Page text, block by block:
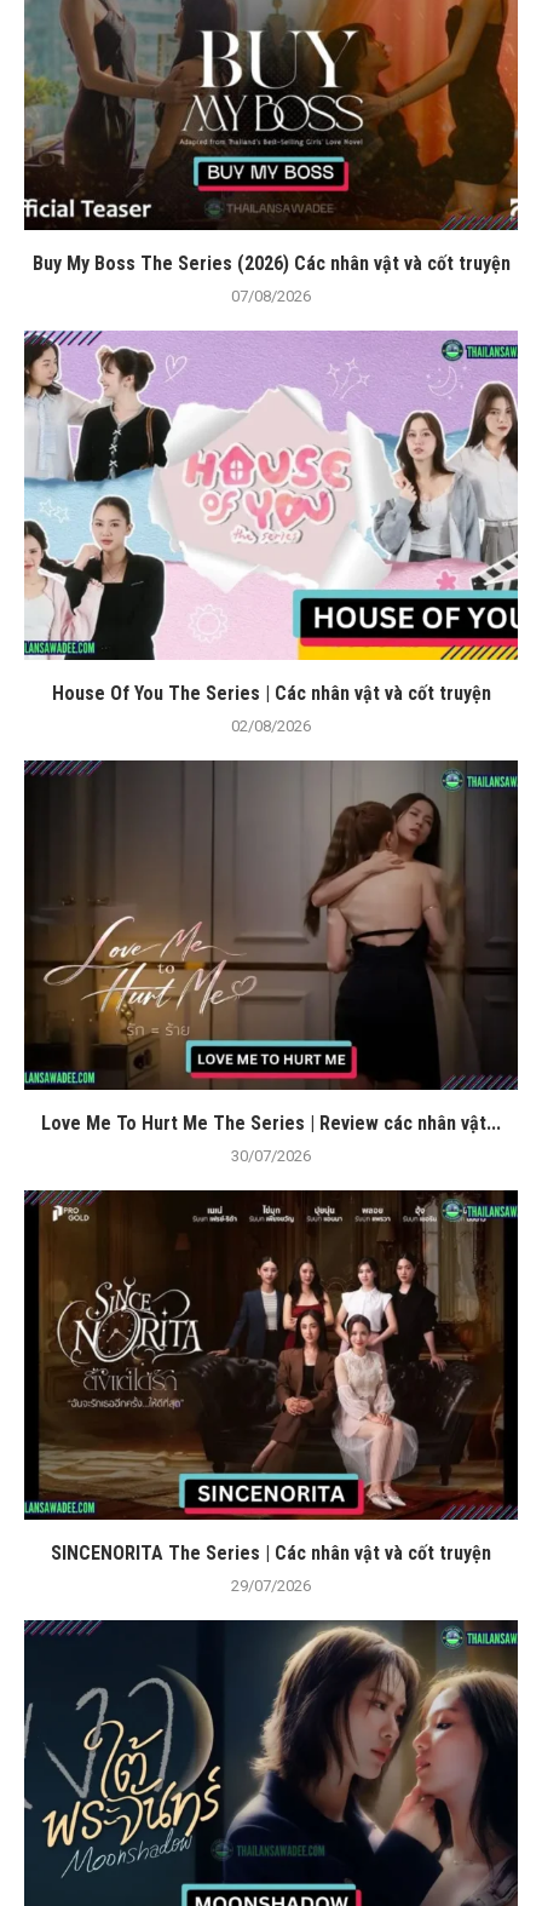
Buy My Boss The Series (2026) Các nhân vật và cốt truyện
07/08/2026
House Of You The Series | Các nhân vật và cốt truyện
02/08/2026
Love Me To Hurt Me The Series | Review các nhân vật...
30/07/2026
SINCENORITA The Series | Các nhân vật và cốt truyện
29/07/2026